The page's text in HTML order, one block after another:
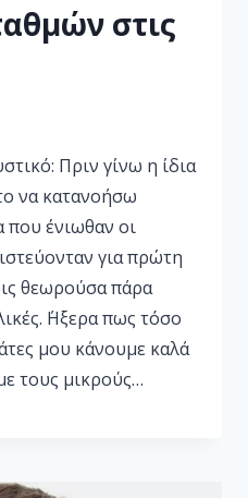
στις
Πριν γίνω η ίδια
να κατανοήσω
που ένιωθαν οι
για πρώτη
θεωρούσα πάρα
΄Ηξερα πως τόσο
μου κάνουμε καλά
τους μικρούς…